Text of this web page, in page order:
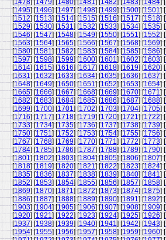
[1478] [1479] [1480] [1481] [1482] [1483] [1484] [
[1495] [1496] [1497] [1498] [1499] [1500] [1501] [
[1512] [1513] [1514] [1515] [1516] [1517] [1518] [
[1529] [1530] [1531] [1532] [1533] [1534] [1535] [
[1546] [1547] [1548] [1549] [1550] [1551] [1552] [
[1563] [1564] [1565] [1566] [1567] [1568] [1569] [
[1580] [1581] [1582] [1583] [1584] [1585] [1586] [
[1597] [1598] [1599] [1600] [1601] [1602] [1603] [
[1614] [1615] [1616] [1617] [1618] [1619] [1620] [
[1631] [1632] [1633] [1634] [1635] [1636] [1637] [
[1648] [1649] [1650] [1651] [1652] [1653] [1654] [
[1665] [1666] [1667] [1668] [1669] [1670] [1671] [
[1682] [1683] [1684] [1685] [1686] [1687] [1688] [
[1699] [1700] [1701] [1702] [1703] [1704] [1705] [
[1716] [1717] [1718] [1719] [1720] [1721] [1722] [
[1733] [1734] [1735] [1736] [1737] [1738] [1739] [
[1750] [1751] [1752] [1753] [1754] [1755] [1756] [
[1767] [1768] [1769] [1770] [1771] [1772] [1773] [
[1784] [1785] [1786] [1787] [1788] [1789] [1790] [
[1801] [1802] [1803] [1804] [1805] [1806] [1807] [
[1818] [1819] [1820] [1821] [1822] [1823] [1824] [
[1835] [1836] [1837] [1838] [1839] [1840] [1841] [
[1852] [1853] [1854] [1855] [1856] [1857] [1858] [
[1869] [1870] [1871] [1872] [1873] [1874] [1875] [
[1886] [1887] [1888] [1889] [1890] [1891] [1892] [
[1903] [1904] [1905] [1906] [1907] [1908] [1909] [
[1920] [1921] [1922] [1923] [1924] [1925] [1926] [
[1937] [1938] [1939] [1940] [1941] [1942] [1943] [
[1954] [1955] [1956] [1957] [1958] [1959] [1960] [